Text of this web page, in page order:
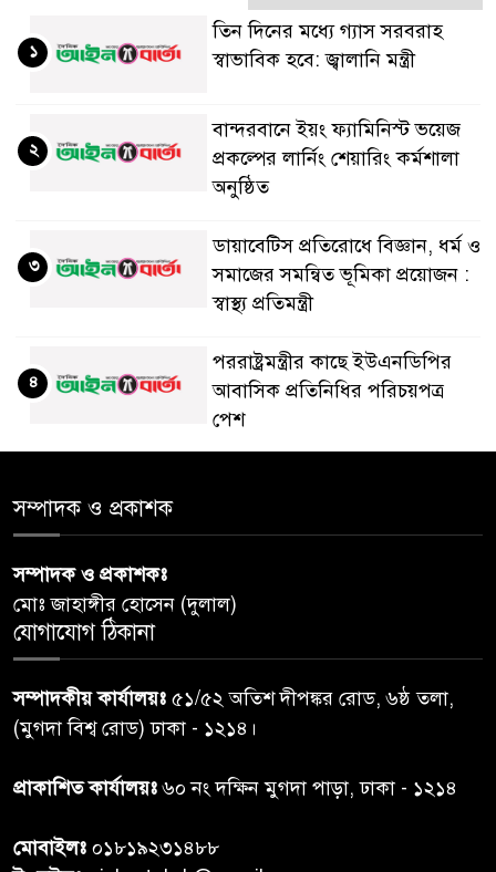
তিন দিনের মধ্যে গ্যাস সরবরাহ
স্বাভাবিক হবে: জ্বালানি মন্ত্রী
১
বান্দরবানে ইয়ং ফ্যামিনিস্ট ভয়েজ
প্রকল্পের লার্নিং শেয়ারিং কর্মশালা
অনুষ্ঠিত
২
ডায়াবেটিস প্রতিরোধে বিজ্ঞান, ধর্ম ও
সমাজের সমন্বিত ভূমিকা প্রয়োজন :
স্বাস্থ্য প্রতিমন্ত্রী
৩
পররাষ্ট্রমন্ত্রীর কা‌ছে ইউএনডিপির
আবাসিক প্রতিনিধির পরিচয়পত্র
পেশ
৪
৫
ঝড়বৃষ্টির পূর্বাভাস
৬
অনুশ্রীর, মিলল হারমোনিয়াম
উপহার
৭
২০ আগস্ট রাষ্ট্রপতি নির্বাচন,
সম্পাদক ও প্রকাশক
সম্পাদক ও প্রকাশকঃ
মোঃ জাহাঙ্গীর হোসেন (দুলাল)
যোগাযোগ ঠিকানা
সম্পাদকীয় কার্যালয়ঃ ৫১/৫২ অতিশ দীপঙ্কর রোড, ৬ষ্ঠ তলা,
(মুগদা বিশ্ব রোড) ঢাকা - ১২১৪।
প্রাকাশিত কার্যালয়ঃ৬০ নং দক্ষিন মুগদা পাড়া, ঢাকা - ১২১৪
মোবাইলঃ ০১৮১৯২৩১৪৮৮